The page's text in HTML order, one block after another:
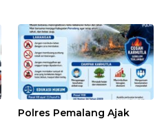
Polres Pemalang Ajak